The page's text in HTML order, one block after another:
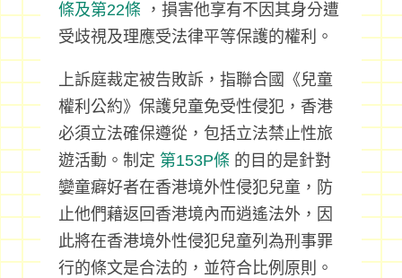
條及第22條 ，損害他享有不因其身分遭
受歧視及理應受法律平等保護的權利。
上訴庭裁定被告敗訴，指聯合國《兒童
權利公約》保護兒童免受性侵犯，香港
必須立法確保遵從，包括立法禁止性旅
遊活動。制定 第153P條 的目的是針對
孌童癖好者在香港境外性侵犯兒童，防
止他們藉返回香港境內而逍遙法外，因
此將在香港境外性侵犯兒童列為刑事罪
行的條文是合法的，並符合比例原則。